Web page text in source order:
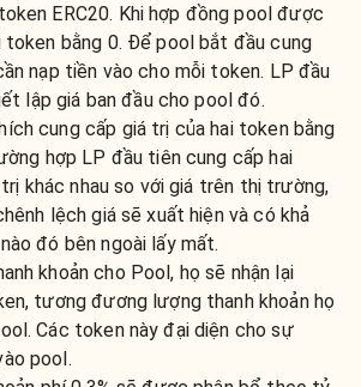
ERC20. Khi hợp đồng pool được
token bằng 0. Để pool bắt đầu cung
nạp tiền vào cho mỗi token. LP đầu
lập giá ban đầu cho pool đó.
cung cấp giá trị của hai token bằng
hợp LP đầu tiên cung cấp hai
khác nhau so với giá trên thị trường,
lệch giá sẽ xuất hiện và có khả
đó bên ngoài lấy mất.
khoản cho Pool, họ sẽ nhận lại
tương đương lượng thanh khoản họ
Các token này đại diện cho sự
pool.